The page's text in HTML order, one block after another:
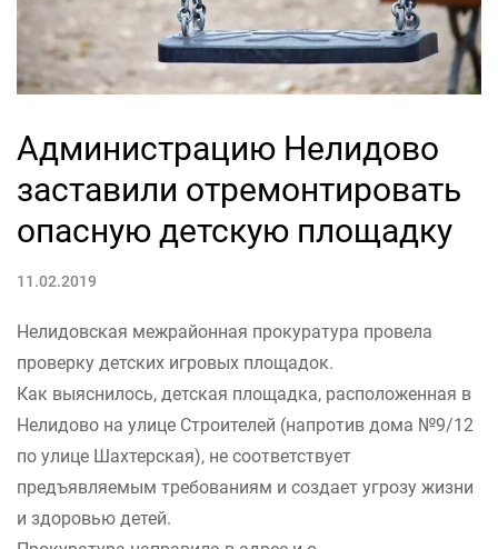
Администрацию Нелидово
заставили отремонтировать
опасную детскую площадку
11.02.2019
Нелидовская межрайонная прокуратура провела
проверку детских игровых площадок.
Как выяснилось, детская площадка, расположенная в
Нелидово на улице Строителей (напротив дома №9/12
по улице Шахтерская), не соответствует
предъявляемым требованиям и создает угрозу жизни
и здоровью детей.